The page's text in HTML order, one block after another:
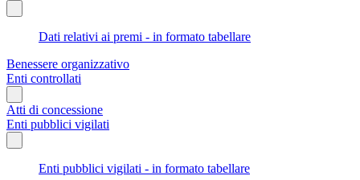
Dati relativi ai premi - in formato tabellare
Benessere organizzativo
Enti controllati
Atti di concessione
Enti pubblici vigilati
Enti pubblici vigilati - in formato tabellare